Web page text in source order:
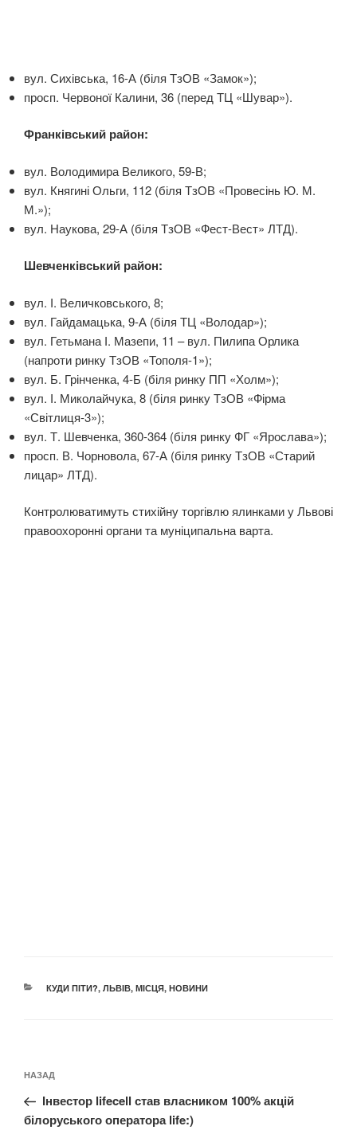
вул. Сихівська, 16-А (біля ТзОВ «Замок»);
просп. Червоної Калини, 36 (перед ТЦ «Шувар»).
Франківський район:
вул. Володимира Великого, 59-В;
вул. Княгині Ольги, 112 (біля ТзОВ «Провесінь Ю. М.
М.»);
вул. Наукова, 29-А (біля ТзОВ «Фест-Вест» ЛТД).
Шевченківський район:
вул. І. Величковського, 8;
вул. Гайдамацька, 9-А (біля ТЦ «Володар»);
вул. Гетьмана І. Мазепи, 11 – вул. Пилипа Орлика
(напроти ринку ТзОВ «Тополя-1»);
вул. Б. Грінченка, 4-Б (біля ринку ПП «Холм»);
вул. І. Миколайчука, 8 (біля ринку ТзОВ «Фірма
«Світлиця-3»);
вул. Т. Шевченка, 360-364 (біля ринку ФГ «Ярослава»);
просп. В. Чорновола, 67-А (біля ринку ТзОВ «Старий
лицар» ЛТД).
Контролюватимуть стихійну торгівлю ялинками у Львові
правоохоронні органи та муніципальна варта.
КАТЕГОРІЇ
КУДИ ПІТИ?, ЛЬВІВ, МІСЦЯ, НОВИНИ
записів
Попередній
запис:
НАЗАД
Інвестор lifecell став власником 100% акцій
білоруського оператора life:)